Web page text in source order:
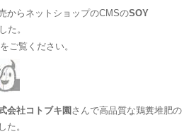
からネットショップのCMSのSOY
た。
をご覧ください。
会社コトブキ園 さんで高品質な鶏糞堆肥の
た。